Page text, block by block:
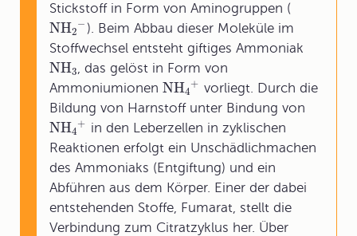
Stickstoff in Form von Aminogruppen (
NH2
− ). Beim Abbau dieser Moleküle im
Stoffwechsel entsteht giftiges Ammoniak
NH3, das gelöst in Form von
Ammoniumionen NH4
+ vorliegt. Durch die
Bildung von Harnstoff unter Bindung von
NH4
+ in den Leberzellen in zyklischen
Reaktionen erfolgt ein Unschädlichmachen
des Ammoniaks (Entgiftung) und ein
Abführen aus dem Körper. Einer der dabei
entstehenden Stoffe, Fumarat, stellt die
Verbindung zum Citratzyklus her. Über